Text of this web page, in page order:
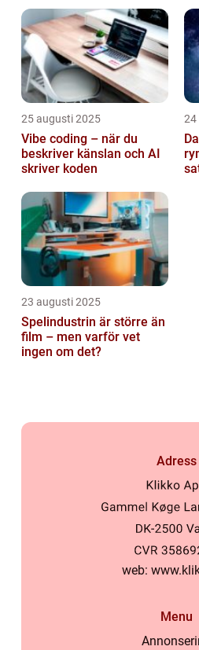
25 augusti 2025
Vibe coding – när du
beskriver känslan och AI
skriver koden
24
23 augusti 2025
Spelindustrin är större än
film – men varför vet
ingen om det?
Adress
web:
Menu